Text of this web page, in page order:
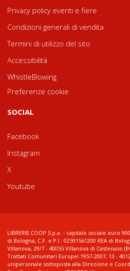
Privacy policy eventi e fiere
Condizioni generali di vendita
Termini di utilizzo del sito
Accessibilità
WhistleBlowing
Preferenze cookie
SOCIAL
Facebook
Instagram
X
Youtube
LIBRERIE.COOP S.p.a. - capitale sociale euro
di Bologna, C.F. e P.I.: 02591561200 REA di
Villanova, 29/7 - 40055 Villanova di Castenaso
Trattati Comunitari Europei 1957-2007, 13 -
unipersonale sottoposta alla Direzione e